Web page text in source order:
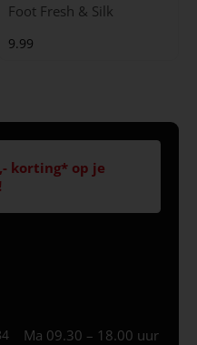
Foot Fresh & Silk
9.99
korting* op je
Ma 09.30 – 18.00 uur